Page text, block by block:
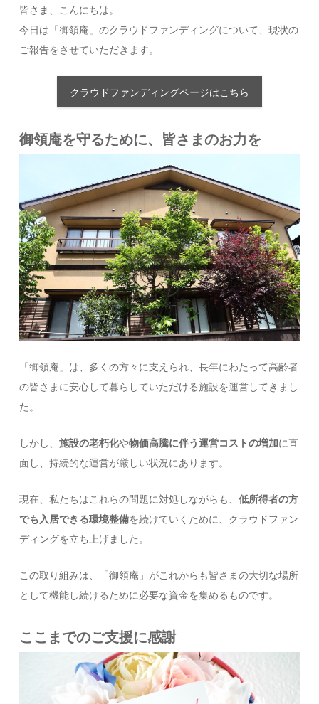
皆さま、こんにちは。
今日は「御領庵」のクラウドファンディングについて、現状の
ご報告をさせていただきます。
クラウドファンディングページはこちら
御領庵を守るために、皆さまのお力を
「御領庵」は、多くの方々に支えられ、長年にわたって高齢者
の皆さまに安心して暮らしていただける施設を運営してきまし
た。
しかし、施設の老朽化や物価高騰に伴う運営コストの増加に直
面し、持続的な運営が厳しい状況にあります。
現在、私たちはこれらの問題に対処しながらも、低所得者の方
でも入居できる環境整備を続けていくために、クラウドファン
ディングを立ち上げました。
この取り組みは、「御領庵」がこれからも皆さまの大切な場所
として機能し続けるために必要な資金を集めるものです。
ここまでのご支援に感謝